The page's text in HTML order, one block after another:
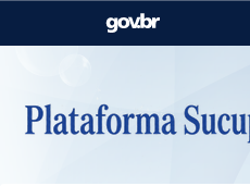
Casa Civil
Pecuária e